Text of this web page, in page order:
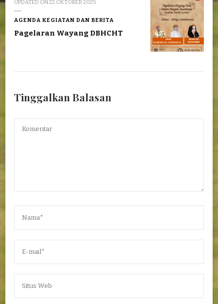
UPDATED ON22 OKTOBER 2025
AGENDA KEGIATAN DAN BERITA
Pagelaran Wayang DBHCHT
Tinggalkan Balasan